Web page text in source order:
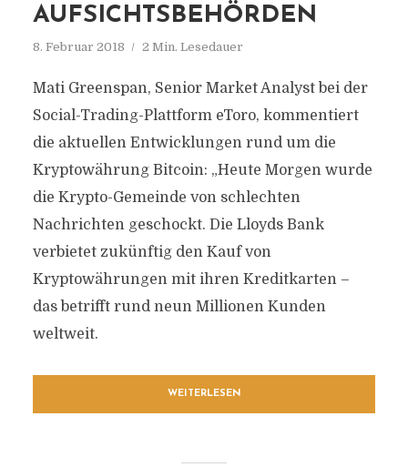
AUFSICHTSBEHÖRDEN
8. Februar 2018 2 Min. Lesedauer
Mati Greenspan, Senior Market Analyst bei der
Social-Trading-Plattform eToro, kommentiert
die aktuellen Entwicklungen rund um die
Kryptowährung Bitcoin: „Heute Morgen wurde
die Krypto-Gemeinde von schlechten
Nachrichten geschockt. Die Lloyds Bank
verbietet zukünftig den Kauf von
Kryptowährungen mit ihren Kreditkarten –
das betrifft rund neun Millionen Kunden
weltweit.
WEITERLESEN